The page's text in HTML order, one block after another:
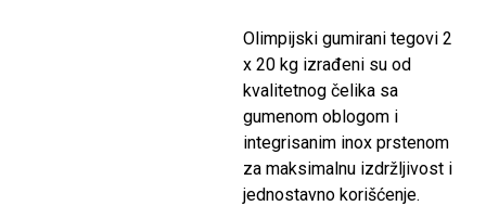
Olimpijski gumirani tegovi 2
x 20 kg izrađeni su od
kvalitetnog čelika sa
gumenom oblogom i
integrisanim inox prstenom
za maksimalnu izdržljivost i
jednostavno korišćenje.